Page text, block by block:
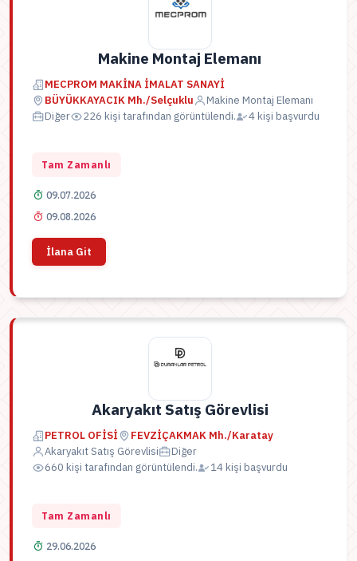
Makine Montaj Elemanı
MECPROM MAKİNA İMALAT SANAYİ
BÜYÜKKAYACIK Mh./Selçuklu
Makine Montaj Elemanı
Diğer
226 kişi tarafından görüntülendi. 4 kişi başvurdu
Tam Zamanlı
09.07.2026
09.08.2026
İlana Git
Akaryakıt Satış Görevlisi
PETROL OFİSİ
FEVZİÇAKMAK Mh./Karatay
Akaryakıt Satış Görevlisi
Diğer
660 kişi tarafından görüntülendi.
14 kişi başvurdu
Tam Zamanlı
29.06.2026